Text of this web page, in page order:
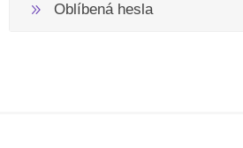
Oblíbená hesla